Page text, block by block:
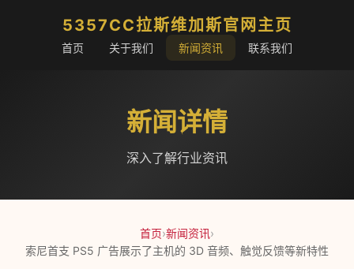
5357CC拉斯维加斯官网主页
首页 关于我们 新闻资讯 联系我们
新闻详情
深入了解行业资讯
首页›新闻资讯›
索尼首支 PS5 广告展示了主机的 3D 音频、触觉反馈等新特性